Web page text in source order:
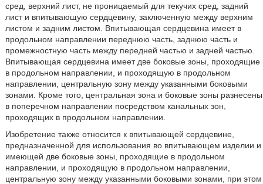
сред, верхний лист, не проницаемый для текучих сред, задний
лист и впитывающую сердцевину, заключенную между верхним
листом и задним листом. Впитывающая сердцевина имеет в
продольном направлении переднюю часть, заднюю часть и
промежностную часть между передней частью и задней частью.
Впитывающая сердцевина имеет две боковые зоны, проходящие
в продольном направлении, и проходящую в продольном
направлении, центральную зону между указанными боковыми
зонами. Кроме того, центральная зона и боковые зоны разнесены
в поперечном направлении посредством канальных зон,
проходящих в продольном направлении.
Изобретение также относится к впитывающей сердцевине,
предназначенной для использования во впитывающем изделии и
имеющей две боковые зоны, проходящие в продольном
направлении, и проходящую в продольном направлении,
центральную зону между указанными боковыми зонами, при этом